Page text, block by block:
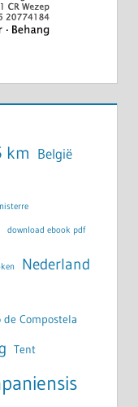
km België
download ebook pdf
Nederland
de Compostela
Tent